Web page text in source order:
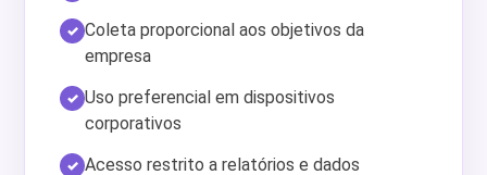
Coleta proporcional aos objetivos da
empresa
Uso preferencial em dispositivos
corporativos
Acesso restrito a relatórios e dados